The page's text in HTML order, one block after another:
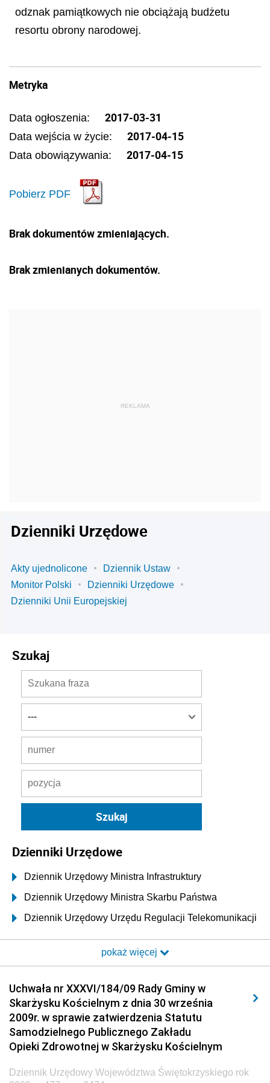
odznak pamiątkowych nie obciążają budżetu
resortu obrony narodowej.
Metryka
Data ogłoszenia: 2017-03-31
Data wejścia w życie: 2017-04-15
Data obowiązywania: 2017-04-15
Pobierz PDF
Brak dokumentów zmieniających.
Brak zmienianych dokumentów.
Dzienniki Urzędowe
Akty ujednolicone
Dziennik Ustaw
Monitor Polski
Dzienniki Urzędowe
Dzienniki Unii Europejskiej
Szukaj
Dzienniki Urzędowe
Dziennik Urzędowy Ministra Infrastruktury
Dziennik Urzędowy Ministra Skarbu Państwa
Dziennik Urzędowy Urzędu Regulacji Telekomunikacji
Dziennik Urzędowy Ministra Transportu i Budownictwa
Elektronicznej
Dziennik Urzędowy Ministra Spraw Wewnętrznych i
Administracji
Dziennik Urzędowy Ministra Transportu
Dziennik Urzędowy Ministra Budownictwa
pokaż więcej
Uchwała nr XXXVI/184/09 Rady Gminy w
Skarżysku Kościelnym z dnia 30 września
2009r. w sprawie zatwierdzenia Statutu
Samodzielnego Publicznego Zakładu
Opieki Zdrowotnej w Skarżysku Kościelnym
Dziennik Urzędowy Województwa Świętokrzyskiego rok